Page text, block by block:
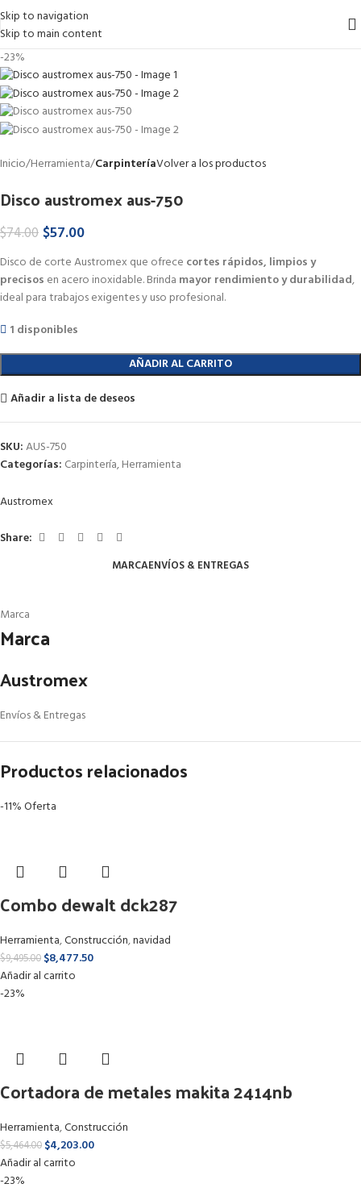
Skip to navigation
Skip to main content
-23%
Inicio Herramienta CarpinteríaVolver a los productos
Disco austromex aus-750
$74.00 $57.00
Disco de corte Austromex que ofrece cortes rápidos, limpios y
precisos en acero inoxidable. Brinda mayor rendimiento y durabilidad,
ideal para trabajos exigentes y uso profesional.
1 disponibles
AÑADIR AL CARRITO
Añadir a lista de deseos
SKU:AUS-750
Categorías: Carpintería,Herramienta
Austromex
Share:
MARCAENVÍOS & ENTREGAS
Marca
Marca
Austromex
Envíos & Entregas
Productos relacionados
-11%Oferta
Combo dewalt dck287
Herramienta,Construcción,navidad
$9,495.00 $8,477.50
Añadir al carrito
-23%
Cortadora de metales makita 2414nb
Herramienta,Construcción
$5,464.00 $4,203.00
Añadir al carrito
-23%